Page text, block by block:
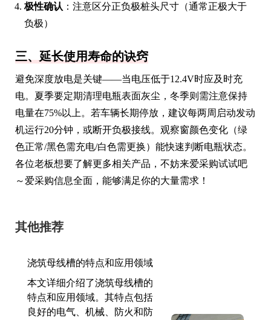
极性确认 ：注意区分正负极桩头尺寸（通常正极大于
负极）
三、延长使用寿命的诀窍
避免深度放电是关键——当电压低于12.4V时应及时充
电。夏季要定期清理电瓶表面灰尘，冬季则需注意保持
电量在75%以上。若车辆长期停放，建议每两周启动发动
机运行20分钟，或断开负极接线。观察窗颜色变化（绿
色正常/黑色需充电/白色需更换）能快速判断电瓶状态。
各位老板想要了解更多相关产品，不妨来爱采购试试吧
～爱采购信息全面，能够满足你的大量需求！
其他推荐
浇筑母线槽的特点和应用领域
本文详细介绍了浇筑母线槽的
特点和应用领域。其特点包括
良好的电气、机械、防火和防